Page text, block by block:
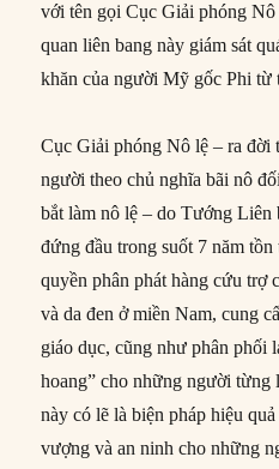
với tên gọi Cục Giải phóng Nô
quan liên bang này giám sát
khăn của người Mỹ gốc Phi từ
Cục Giải phóng Nô lệ – ra đời
người theo chủ nghĩa bãi nô
bắt làm nô lệ – do Tướng
đứng đầu trong suốt 7 năm
quyền phân phát hàng cứu trợ
và da đen ở miền Nam, cung
giáo dục, cũng như phân phối
hoang” cho những người từng
này có lẽ là biện pháp hiệu
vượng và an ninh cho những